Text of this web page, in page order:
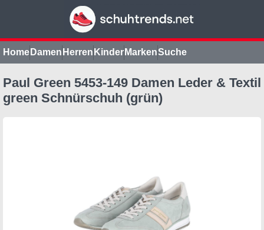
Home Damen Herren Kinder MarkenSuche
Paul Green 5453-149 Damen Leder & Textil
green Schnürschuh (grün)